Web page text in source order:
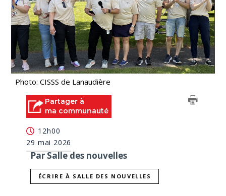
Photo: CISSS de Lanaudière
Partager à
ma communauté
12h00
29 mai 2026
Par Salle des nouvelles
ÉCRIRE À SALLE DES NOUVELLES